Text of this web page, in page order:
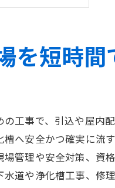
を短時間
工事で、引込や屋内
へ安全かつ確実に流
管理や安全対策、資
道や浄化槽工事、修